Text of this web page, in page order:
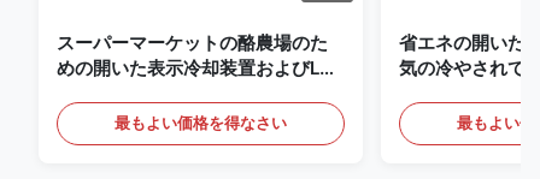
スーパーマーケットの酪農場のた
めの開いた表示冷却装置およびLED
最もよい価格を得なさい
省エネの開いた
気の冷やされて
最もよい価